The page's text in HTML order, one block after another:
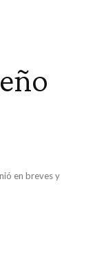
en breves y